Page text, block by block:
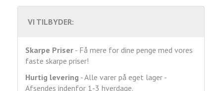
VI TILBYDER:
Skarpe Priser - Få mere for dine penge med vores
faste skarpe priser!
Hurtig levering - Alle varer på eget lager -
Afsendes indenfor 1-3 hverdage.